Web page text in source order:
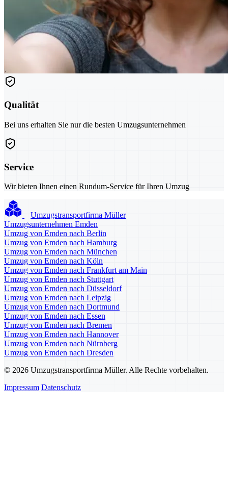
Qualität
Bei uns erhalten Sie nur die besten Umzugsunternehmen
Service
Wir bieten Ihnen einen Rundum-Service für Ihren Umzug
Umzugstransportfirma Müller
Umzugsunternehmen Emden
Umzug von Emden nach Berlin
Umzug von Emden nach Hamburg
Umzug von Emden nach München
Umzug von Emden nach Köln
Umzug von Emden nach Frankfurt am Main
Umzug von Emden nach Stuttgart
Umzug von Emden nach Düsseldorf
Umzug von Emden nach Leipzig
Umzug von Emden nach Dortmund
Umzug von Emden nach Essen
Umzug von Emden nach Bremen
Umzug von Emden nach Hannover
Umzug von Emden nach Nürnberg
Umzug von Emden nach Dresden
© 2026 Umzugstransportfirma Müller. Alle Rechte vorbehalten.
Impressum Datenschutz